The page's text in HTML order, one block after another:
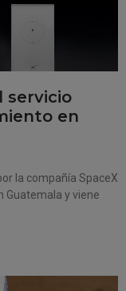
servicio
en
la compañía SpaceX
Guatemala y viene